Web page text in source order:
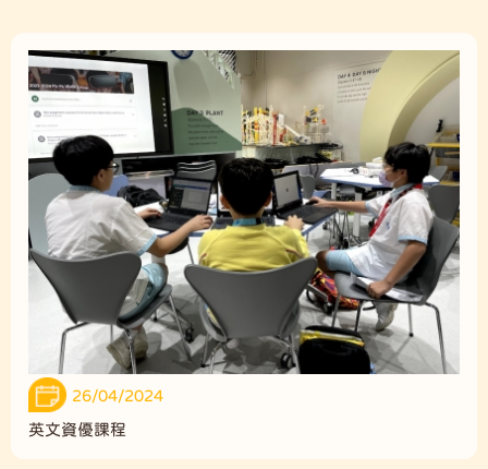
26/04/2024
英文資優課程